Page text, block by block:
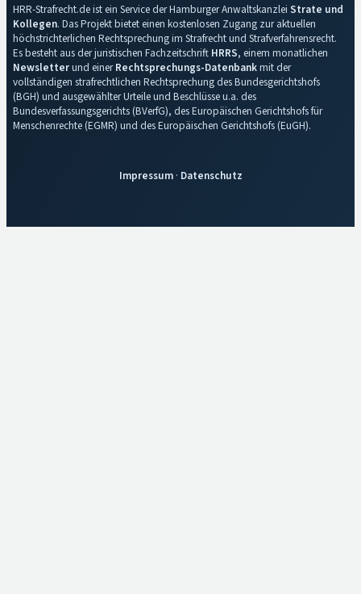
HRR-Strafrecht.de ist ein Service der Hamburger Anwaltskanzlei Strate und
Kollegen. Das Projekt bietet einen kostenlosen Zugang zur aktuellen
höchstrichterlichen Rechtsprechung im Strafrecht und Strafverfahrensrecht.
Es besteht aus der juristischen Fachzeitschrift HRRS, einem monatlichen
Newsletterund einerRechtsprechungs-Datenbankmit der
vollständigen strafrechtlichen Rechtsprechung des Bundesgerichtshofs
(BGH) und ausgewählter Urteile und Beschlüsse u.a. des
Bundesverfassungsgerichts (BVerfG), des Europäischen Gerichtshofs für
Menschenrechte (EGMR) und des Europäischen Gerichtshofs (EuGH).
Impressum· Datenschutz